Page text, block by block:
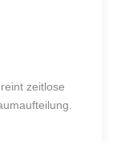
zeitlose